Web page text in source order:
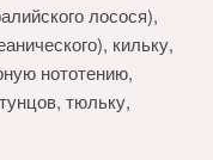
лосося),
кильку,
нототению,
тюльку,